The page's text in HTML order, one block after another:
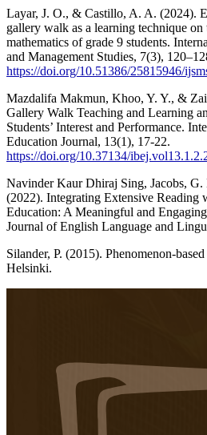
Layar, J. O., & Castillo, A. A. (2024).
gallery walk as a learning technique on
mathematics of grade 9 students.
and Management Studies, 7(3),
https://doi.org/10.51386/25815946/
Mazdalifa Makmun, Khoo, Y. Y., &
Gallery Walk Teaching and Learning
Students’ Interest and Performance.
Education Journal, 13(1), 17-22.
https://doi.org/10.37134/
Navinder Kaur Dhiraj Sing, Jacobs,
(2022). Integrating Extensive Reading
Education: A Meaningful and
Journal of English Language and
Silander, P. (2015). Phenomenon-
Helsinki.